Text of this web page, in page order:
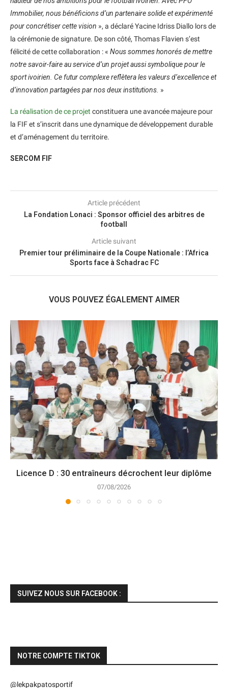
Immobilier, nous bénéficions d’un partenaire solide et expérimenté
pour concrétiser cette vision », a déclaré Yacine Idriss Diallo lors de
la cérémonie de signature. De son côté, Thomas Flavien s’est
félicité de cette collaboration : « Nous sommes honorés de mettre
notre savoir-faire au service d’un projet aussi symbolique pour le
sport ivoirien. Ce futur complexe reflètera les valeurs d’excellence et
d’innovation partagées par nos deux institutions. »
La réalisation de ce projet constituera une avancée majeure pour
la FIF et s’inscrit dans une dynamique de développement durable
et d’aménagement du territoire.
SERCOM FIF
Article précédent
La Fondation Lonaci : Sponsor officiel des arbitres de
football
Article suivant
Premier tour préliminaire de la Coupe Nationale : l’Africa
Sports face à Schadrac FC
VOUS POUVEZ ÉGALEMENT AIMER
Licence D : 30 entraîneurs décrochent leur diplôme
07/08/2026
SUIVEZ NOUS SUR FACEBOOK :
NOTRE COMPTE TIKTOK
@lekpakpatosportif